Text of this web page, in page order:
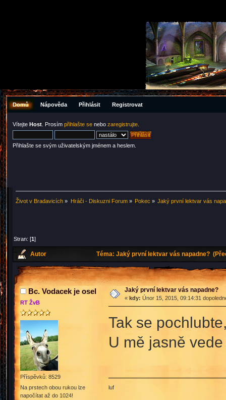
Domů Nápověda Přihlásit Registrovat
Vítejte Host . Prosím přihlašte se nebo zaregistrujte
Přihlašte se svým uživatelským jménem a heslem.
Život v Bradavicích » Hráči - Diskuzni Forum» Pokec » Jaký první lektvar vás
Stran: [1]
Autor Téma: Jaký první lektvar vás napadne?
Bc. Vodacek je osel
RT ŽvB
Příspěvků: 8529
Na prstech obou rukou lze
napočítat až do 1024!
Jaký první lektvar vás napadne?
« kdy: Únor 15, 2015, 09:14:31
Tak se
U mě jasně
luf